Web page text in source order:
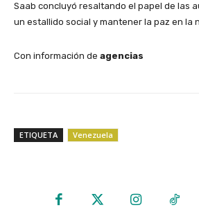
Saab concluyó resaltando el papel de las
un estallido social y mantener la paz en la
Con información de agencias
ETIQUETA Venezuela